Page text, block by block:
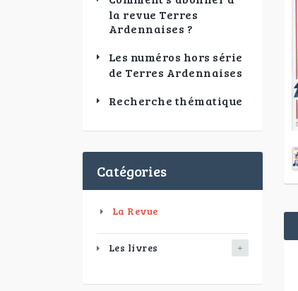
la revue Terres
Ardennaises ?
Les numéros hors série
de Terres Ardennaises
Recherche thématique
Catégories
La Revue
Les livres